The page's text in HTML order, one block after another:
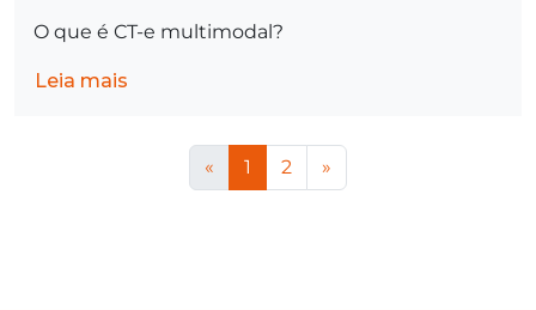
O que é CT-e multimodal?
Leia mais
« 1 2 »